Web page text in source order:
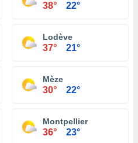
38° 22°
Lodève
37° 21°
Mèze
30° 22°
Montpellier
36° 23°